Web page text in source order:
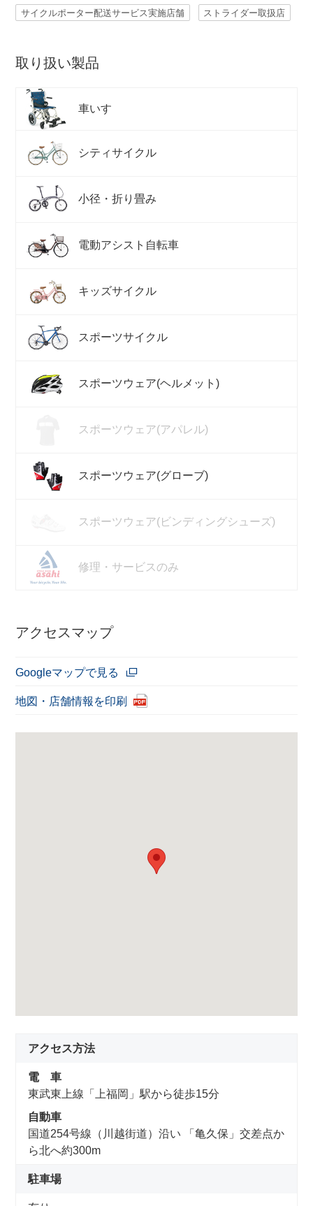
サイクルポーター配送サービス実施店舗 ストライダー取扱店
取り扱い製品
車いす
シティサイクル
小径・折り畳み
電動アシスト自転車
キッズサイクル
スポーツサイクル
スポーツウェア(ヘルメット)
スポーツウェア(アパレル)
スポーツウェア(グローブ)
スポーツウェア(ビンディングシューズ)
修理・サービスのみ
アクセスマップ
Googleマップで見る
地図・店舗情報を印刷
アクセス方法
電 車
東武東上線「上福岡」駅から徒歩15分
自動車
国道254号線（川越街道）沿い 「亀久保」交差点か
ら北へ約300m
駐車場